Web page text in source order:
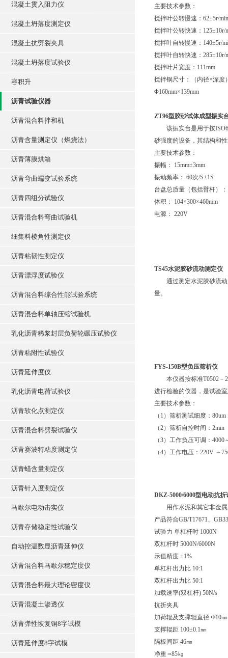
混凝土贯入阻力仪
混凝土坍落度测定仪
混凝土抗劈裂夹具
混凝土坍落度试验仪
容积升
沥青试验仪器
沥青混合料拌和机
沥青含量测定仪（燃烧法）
沥青薄膜烘箱
沥青弯曲蠕变试验系统
沥青四组分试验仪
沥青混合料弯曲试验机
细集料棱角性测定仪
沥青粘韧性测定仪
沥青漂浮度试验仪
沥青混合料综合性能试验系统
沥青混合料单轴压缩试验机
乳化沥青稀浆封层负荷轮碾压试验仪
沥青粘附性试验仪
沥青延伸度仪
乳化沥青电荷试验仪
沥青软化点测定仪
沥青混合料劈裂试验仪
沥青赛波特粘度测定仪
沥青蜡含量测定仪
沥青针入度测定仪
马歇尔电动击实仪
沥青存储稳定性试验仪
自动控温数显沥青延伸仪
沥青混合料马歇尔稳定度仪
沥青混合料最大理论密度仪
沥青混凝土渗透仪
沥青弹性恢复铜8字试模
沥青延伸度8字试模
主要技术参数：
搅拌叶公转慢速：62±5r/min
搅拌叶公转快速：125±10r/
搅拌叶自转慢速：140±5r/
搅拌叶自转快速：285±10r/
搅拌叶片宽度：111mm
搅拌锅尺寸：（内径×深度
Φ160mm×139mm
ZT96型胶砂试体成型振实
该振实台是用于按
砂强度的设备，其结构和
主要技术参数：
振幅： 15mm±3mm
振动频率： 60次/S±1S
台盘总质量（包括臂杆）
体积： 104×300×460mm
电源： 220V
TS45水泥胶砂流动测定仪
通过测定水泥胶砂流动
量。
FYS-150B型负压筛析仪
本仪器按标准T0502－
进行检验的仪器，是试验
主要技术参数：
（1）筛析测试细度：80um
（2）筛析自控时间：2min
（3）工作负压可调：4000
（4）工作电压：220V ～
DKZ-5000/6000型电动抗折
用作水泥和其它非金属
产品符合GB/T17671、
试验力 单杠杆时 1000N
双杠杆时 5000N/6000N
示值精度 ±1%
单杠杆出力比 10:1
双杠杆出力比 50:1
加载速率(双杠杆) 50N/s
抗折夹具
加荷辊及支撑辊直径 Ф10㎜
支撑辊距 100±0.1㎜
隔板间距 46㎜
净重 ≈85㎏